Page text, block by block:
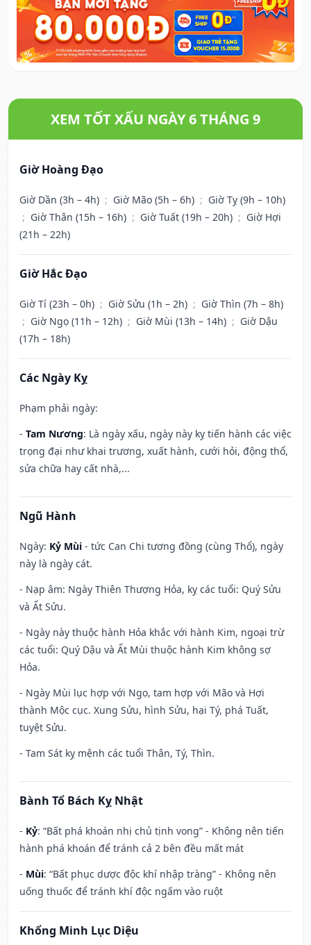
XEM TỐT XẤU NGÀY 6 THÁNG 9
Giờ Hoàng Đạo
Giờ Dần (3h – 4h) ; Giờ Mão (5h – 6h) ; Giờ Tỵ (9h – 10h)
; Giờ Thân (15h – 16h) ; Giờ Tuất (19h – 20h) ; Giờ Hợi
(21h – 22h)
Giờ Hắc Đạo
Giờ Tí (23h – 0h) ; Giờ Sửu (1h – 2h) ; Giờ Thìn (7h – 8h)
; Giờ Ngọ (11h – 12h) ; Giờ Mùi (13h – 14h) ; Giờ Dậu
(17h – 18h)
Các Ngày Kỵ
Phạm phải ngày:
- Tam Nương: Là ngày xấu, ngày này kỵ tiến hành các việc
trọng đại như khai trương, xuất hành, cưới hỏi, động thổ,
sửa chữa hay cất nhà,...
Ngũ Hành
Ngày: Kỷ Mùi - tức Can Chi tương đồng (cùng Thổ), ngày
này là ngày cát.
- Nạp âm: Ngày Thiên Thượng Hỏa, kỵ các tuổi: Quý Sửu
và Ất Sửu.
- Ngày này thuộc hành Hỏa khắc với hành Kim, ngoại trừ
các tuổi: Quý Dậu và Ất Mùi thuộc hành Kim không sợ
Hỏa.
- Ngày Mùi lục hợp với Ngọ, tam hợp với Mão và Hợi
thành Mộc cục. Xung Sửu, hình Sửu, hại Tý, phá Tuất,
tuyệt Sửu.
- Tam Sát kỵ mệnh các tuổi Thân, Tý, Thìn.
Bành Tổ Bách Kỵ Nhật
- Kỷ: “Bất phá khoán nhị chủ tịnh vong” - Không nên tiến
hành phá khoán để tránh cả 2 bên đều mất mát
- Mùi: “Bất phục dược độc khí nhập tràng” - Không nên
uống thuốc để tránh khí độc ngấm vào ruột
Khổng Minh Lục Diệu